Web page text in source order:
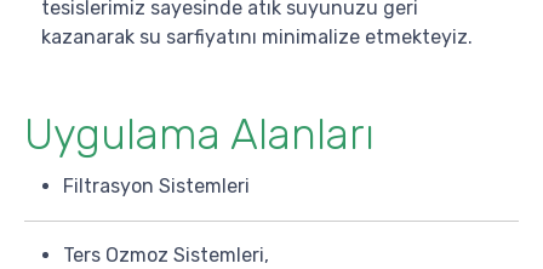
tesislerimiz sayesinde atık suyunuzu geri
kazanarak su sarfiyatını minimalize etmekteyiz.
Uygulama Alanları
Filtrasyon Sistemleri
Ters Ozmoz Sistemleri,